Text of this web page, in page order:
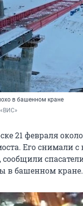
в башенном кране
21 февраля
Его снимали
в башенном